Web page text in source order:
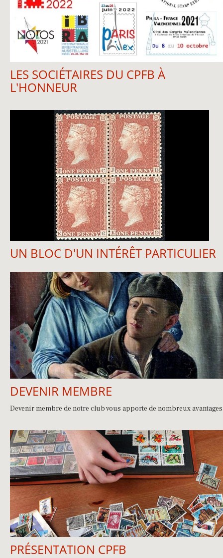
LES SOCIÉTAIRES DU CPFB À
L'HONNEUR
UN BLOC D'UN INTÉRÊT PARTICULIER
DEVENIR MEMBRE
Devenir membre de notre club vous apporte de nombreux avantages
PRÉSENTATION CPFB